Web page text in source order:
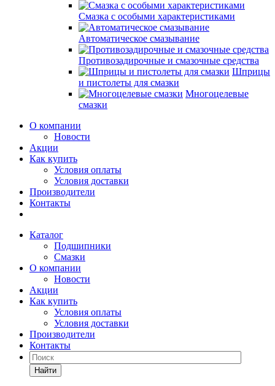
Смазка с особыми характеристиками
Автоматическое смазывание
Противозадирочные и смазочные средства
Шприцы
и пистолеты для смазки
Многоцелевые
смазки
О компании
Новости
Акции
Как купить
Условия оплаты
Условия доставки
Производители
Контакты
Каталог
Подшипники
Смазки
О компании
Новости
Акции
Как купить
Условия оплаты
Условия доставки
Производители
Контакты
Найти